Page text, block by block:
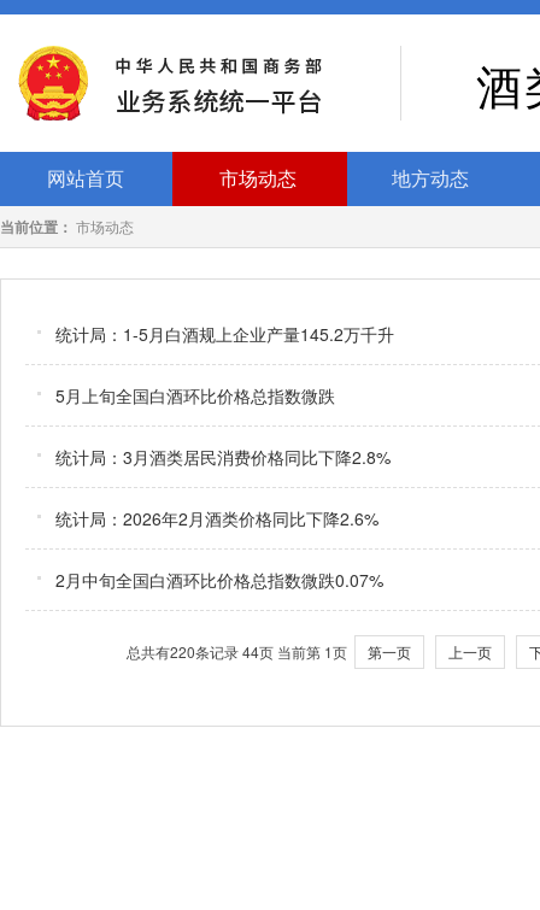
酒
网站首页 市场动态 地方动态
当前位置： 市场动态
统计局：1-5月白酒规上企业产量145.2万千升
5月上旬全国白酒环比价格总指数微跌
统计局：3月酒类居民消费价格同比下降2.8%
统计局：2026年2月酒类价格同比下降2.6%
2月中旬全国白酒环比价格总指数微跌0.07%
总共有220条记录 44页 当前第 1页 第一页 上一页